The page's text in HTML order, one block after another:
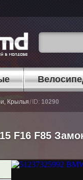
Крылья/ ID: 10290
F16 F85